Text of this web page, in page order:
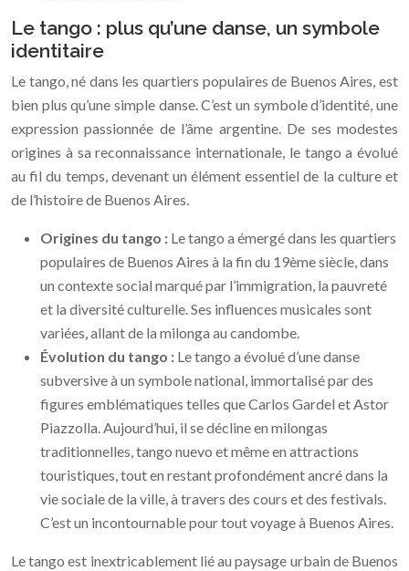
Le tango : plus qu’une danse, un symbole
identitaire
Le tango, né dans les quartiers populaires de Buenos Aires, est
bien plus qu’une simple danse. C’est un symbole d’identité, une
expression passionnée de l’âme argentine. De ses modestes
origines à sa reconnaissance internationale, le tango a évolué
au fil du temps, devenant un élément essentiel de la culture et
de l’histoire de Buenos Aires.
Origines du tango : Le tango a émergé dans les quartiers
populaires de Buenos Aires à la fin du 19ème siècle, dans
un contexte social marqué par l’immigration, la pauvreté
et la diversité culturelle. Ses influences musicales sont
variées, allant de la milonga au candombe.
Évolution du tango : Le tango a évolué d’une danse
subversive à un symbole national, immortalisé par des
figures emblématiques telles que Carlos Gardel et Astor
Piazzolla. Aujourd’hui, il se décline en milongas
traditionnelles, tango nuevo et même en attractions
touristiques, tout en restant profondément ancré dans la
vie sociale de la ville, à travers des cours et des festivals.
C’est un incontournable pour tout voyage à Buenos Aires.
Le tango est inextricablement lié au paysage urbain de Buenos